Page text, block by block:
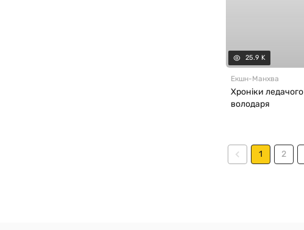
25.9 K
Екшн-Манхва
Хроніки ледачого
володаря
1 2